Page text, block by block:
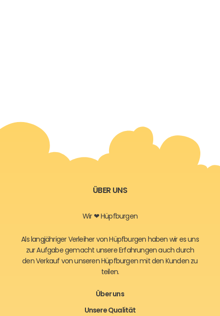
ÜBER UNS
Wir ❤ Hüpfburgen
Als langjähriger Verleiher von Hüpfburgen haben wir es uns
zur Aufgabe gemacht unsere Erfahrungen auch durch
den Verkauf von unseren Hüpfburgen mit den Kunden zu
teilen.
Über uns
Unsere Qualität